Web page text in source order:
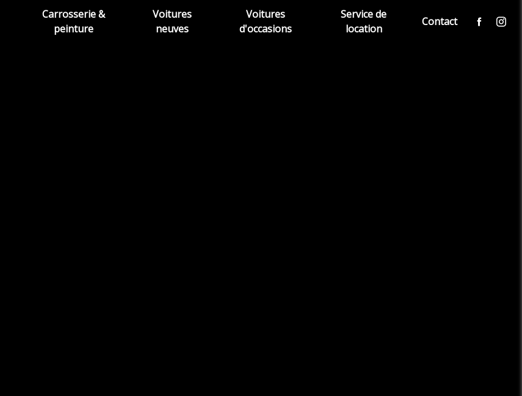
Carrosserie &
peinture
Voitures
neuves
Voitures
d'occasions
Service de
location
Contact